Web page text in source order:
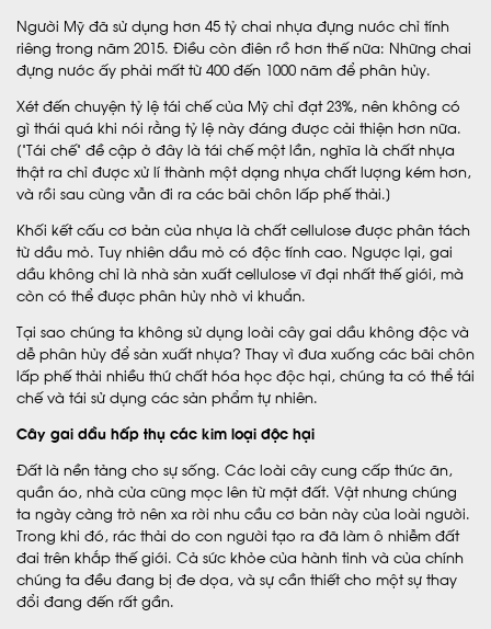
Người Mỹ đã sử dụng hơn 45 tỷ chai nhựa đựng nước chỉ tính
riêng trong năm 2015. Điều còn điên rồ hơn thế nữa: Những chai
đựng nước ấy phải mất từ 400 đến 1000 năm để phân hủy.
Xét đến chuyện tỷ lệ tái chế của Mỹ chỉ đạt 23%, nên không có
gì thái quá khi nói rằng tỷ lệ này đáng được cải thiện hơn nữa.
[“Tái chế” đề cập ở đây là tái chế một lần, nghĩa là chất nhựa
thật ra chỉ được xử lí thành một dạng nhựa chất lượng kém hơn,
và rồi sau cùng vẫn đi ra các bãi chôn lấp phế thải.]
Khối kết cấu cơ bản của nhựa là chất cellulose được phân tách
từ dầu mỏ. Tuy nhiên dầu mỏ có độc tính cao. Ngược lại, gai
dầu không chỉ là nhà sản xuất cellulose vĩ đại nhất thế giới, mà
còn có thể được phân hủy nhờ vi khuẩn.
Tại sao chúng ta không sử dụng loài cây gai dầu không độc và
dễ phân hủy để sản xuất nhựa? Thay vì đưa xuống các bãi chôn
lấp phế thải nhiều thứ chất hóa học độc hại, chúng ta có thể tái
chế và tái sử dụng các sản phẩm tự nhiên.
Cây gai dầu hấp thụ các kim loại độc hại
Đất là nền tảng cho sự sống. Các loài cây cung cấp thức ăn,
quần áo, nhà cửa cũng mọc lên từ mặt đất. Vật nhưng chúng
ta ngày càng trở nên xa rời nhu cầu cơ bản này của loài người.
Trong khi đó, rác thải do con người tạo ra đã làm ô nhiễm đất
đai trên khắp thế giới. Cả sức khỏe của hành tinh và của chính
chúng ta đều đang bị đe dọa, và sự cần thiết cho một sự thay
đổi đang đến rất gần.